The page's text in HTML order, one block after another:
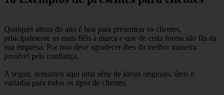
Qualquer altura do ano é boa para presentear os clientes,
principalmente os mais fiéis à marca e que de certa forma são fãs da
sua empresa. Por isso deve agradecer-lhes da melhor maneira
possível pela confiança.
A seguir, deixamos aqui uma série de ideias originais, úteis e
variadas para todos os tipos de clientes.